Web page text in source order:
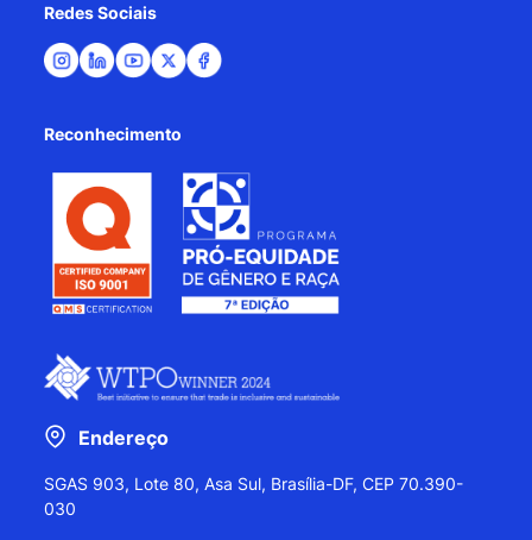
Redes Sociais
Reconhecimento
Endereço
SGAS 903, Lote 80, Asa Sul, Brasília-DF, CEP 70.390-
030